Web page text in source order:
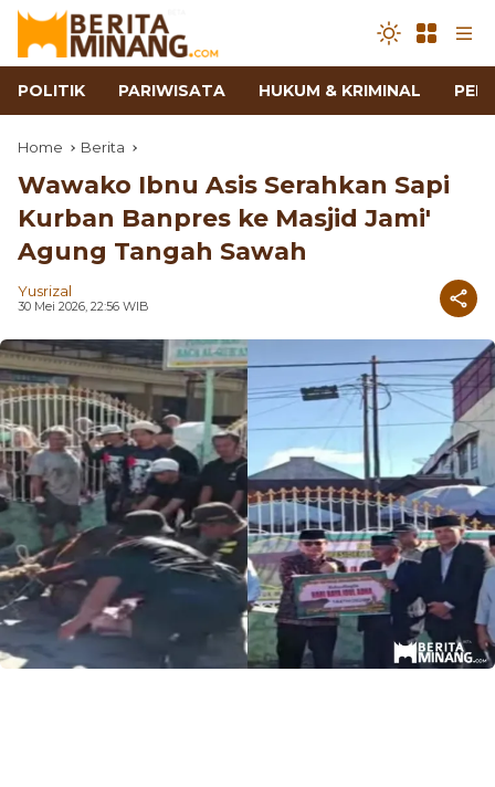
POLITIK PARIWISATA HUKUM & KRIMINAL
Home Berita
Wawako Ibnu Asis Serahkan Sapi
Kurban Banpres ke Masjid Jami'
Agung Tangah Sawah
Yusrizal
30 Mei 2026, 22:56 WIB